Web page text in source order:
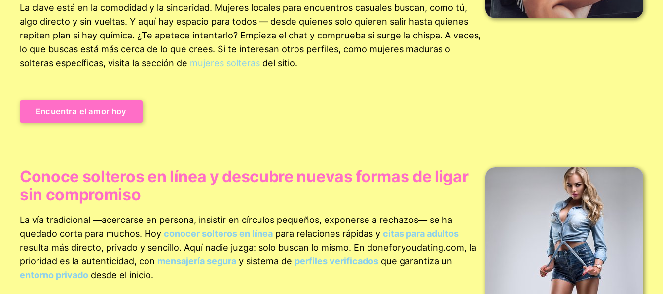
La clave está en la comodidad y la sinceridad. Mujeres locales para encuentros casuales buscan, como tú,
algo directo y sin vueltas. Y aquí hay espacio para todos — desde quienes solo quieren salir hasta quienes
repiten plan si hay química. ¿Te apetece intentarlo? Empieza el chat y comprueba si surge la chispa. A veces,
lo que buscas está más cerca de lo que crees. Si te interesan otros perfiles, como mujeres maduras o
solteras específicas, visita la sección de mujeres solteras del sitio.
Encuentra el amor hoy
Conoce solteros en línea y descubre nuevas formas de ligar
sin compromiso
La vía tradicional —acercarse en persona, insistir en círculos pequeños, exponerse a rechazos— se ha
quedado corta para muchos. Hoy conocer solteros en línea para relaciones rápidas y citas para adultos
resulta más directo, privado y sencillo. Aquí nadie juzga: solo buscan lo mismo. En doneforyoudating.com, la
prioridad es la autenticidad, con mensajería segura y sistema de perfiles verificados que garantiza un
entorno privado desde el inicio.